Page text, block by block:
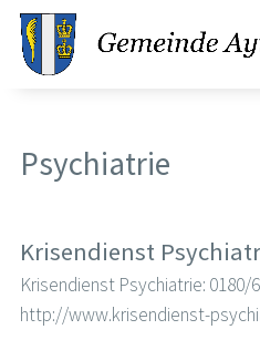
Psychiatrie
Krisendienst
Krisendienst Psychiatrie: 0180/
http://www.krisendienst-